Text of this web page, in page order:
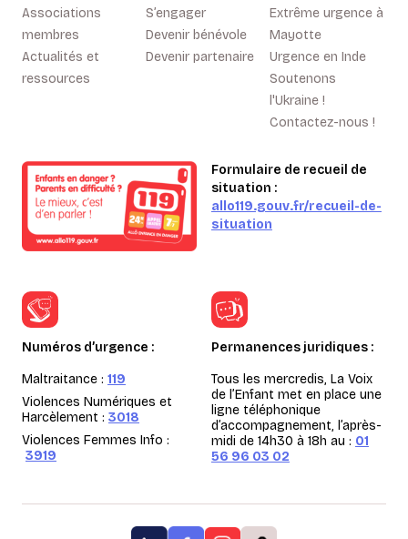
Associations
membres
Actualités et
ressources
S’engager
Devenir bénévole
Devenir partenaire
Extrême urgence à
Mayotte
Urgence en Inde
Soutenons
l'Ukraine !
Contactez-nous !
Formulaire de recueil de
situation :
allo119.gouv.fr/recueil-de-
situation
Numéros d’urgence :
Maltraitance : 119
Violences Numériques et
Harcèlement : 3018
Violences Femmes Info :
3919
Permanences juridiques :
Tous les mercredis, La Voix
de l’Enfant met en place une
ligne téléphonique
d’accompagnement, l’après-
midi de 14h30 à 18h au : 01
56 96 03 02